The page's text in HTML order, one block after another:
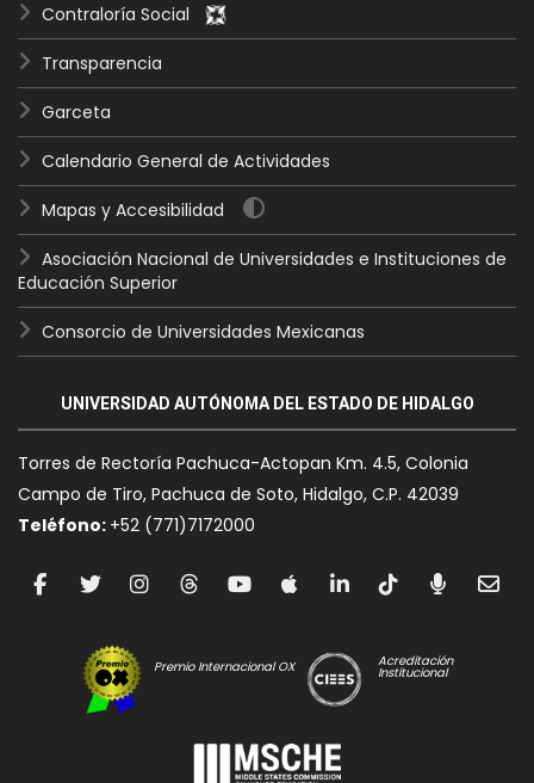
Contraloría Social
Transparencia
Garceta
Calendario General de Actividades
Mapas y Accesibilidad
Asociación Nacional de Universidades e Instituciones de
Educación Superior
Consorcio de Universidades Mexicanas
UNIVERSIDAD AUTÓNOMA DEL ESTADO DE HIDALGO
Torres de Rectoría Pachuca-Actopan Km. 4.5, Colonia
Campo de Tiro, Pachuca de Soto, Hidalgo, C.P. 42039
Teléfono: +52 (771)7172000
Premio Internacional OX Acreditación
Institucional